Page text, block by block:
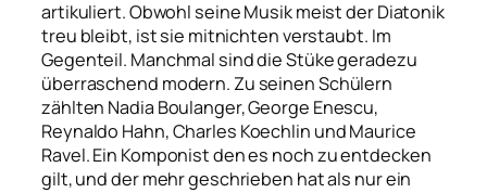
artikuliert. Obwohl seine Musik meist der Diatonik
treu bleibt, ist sie mitnichten verstaubt. Im
Gegenteil. Manchmal sind die Stüke geradezu
überraschend modern. Zu seinen Schülern
zählten Nadia Boulanger, George Enescu,
Reynaldo Hahn, Charles Koechlin und Maurice
Ravel. Ein Komponist den es noch zu entdecken
gilt, und der mehr geschrieben hat als nur ein